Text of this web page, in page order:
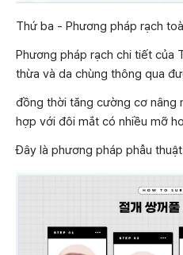
Thứ ba - Phương pháp rạch
Phương pháp rạch chi tiết của
thừa và da chùng thông qua
đồng thời tăng cường cơ nâng
hợp với đôi mắt có nhiều mỡ
Đây là phương pháp phẫu